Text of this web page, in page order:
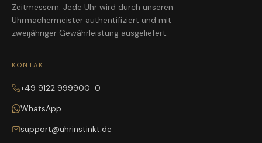
Zeitmessern. Jede Uhr wird durch unseren
Uhrmachermeister authentifiziert und mit
zweijähriger Gewährleistung ausgeliefert.
KONTAKT
+49 9122 999900-0
WhatsApp
support@uhrinstinkt.de